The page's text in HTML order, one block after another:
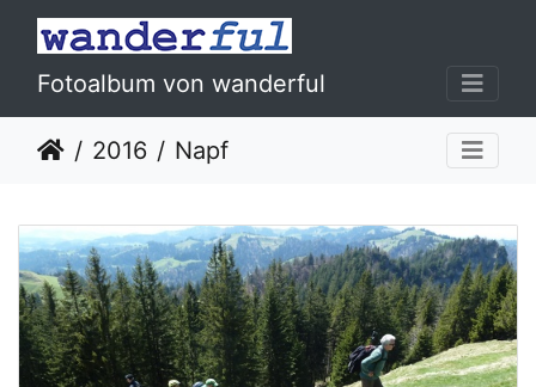
Fotoalbum von wanderful
2016 Napf